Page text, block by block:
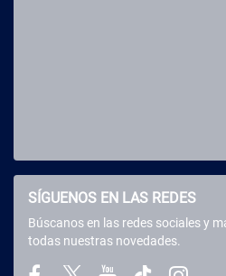
SÍGUENOS EN LAS REDES
Búscanos en las redes sociales y
todas nuestras novedades.